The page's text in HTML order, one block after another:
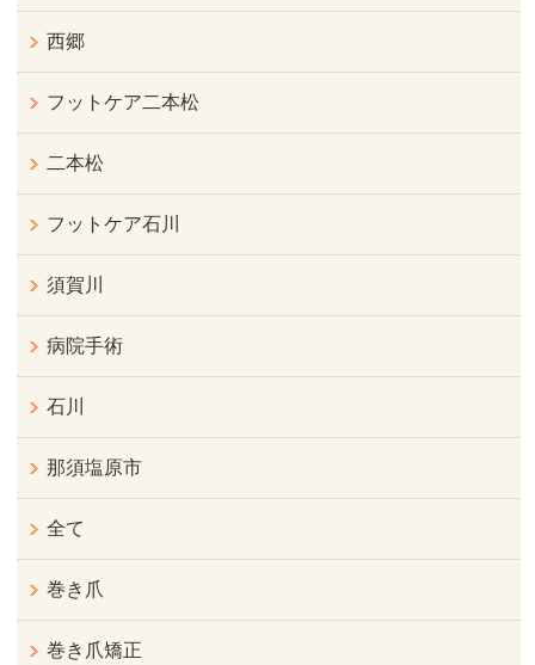
西郷
フットケア二本松
二本松
フットケア石川
須賀川
病院手術
石川
那須塩原市
全て
巻き爪
巻き爪矯正